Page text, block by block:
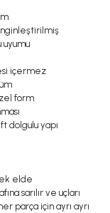
uyumu
içermez
form
dolgulu yapı
elde
sarılır ve uçları
parça için ayrı ayrı